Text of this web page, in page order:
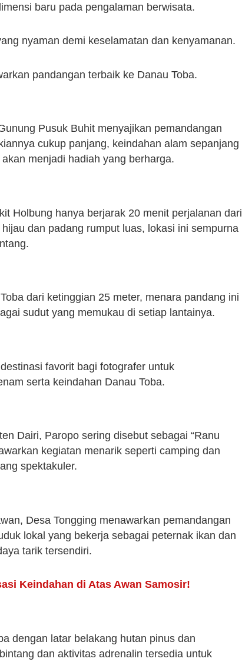
baru pada pengalaman berwisata.
nyaman demi keselamatan dan kenyamanan.
pandangan terbaik ke Danau Toba.
Pusuk Buhit menyajikan pemandangan
cukup panjang, keindahan alam sepanjang
menjadi hadiah yang berharga.
Holbung hanya berjarak 20 menit perjalanan dari
dan padang rumput luas, lokasi ini sempurna
dari ketinggian 25 meter, menara pandang ini
sudut yang memukau di setiap lantainya.
favorit bagi fotografer untuk
serta keindahan Danau Toba.
Dairi, Paropo sering disebut sebagai “Ranu
kegiatan menarik seperti camping dan
spektakuler.
Desa Tongging menawarkan pemandangan
lokal yang bekerja sebagai peternak ikan dan
tarik tersendiri.
Keindahan di Atas Awan Samosir!
dengan latar belakang hutan pinus dan
dan aktivitas adrenalin tersedia untuk